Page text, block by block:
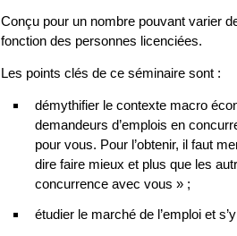
Conçu pour un nombre pouvant varier
fonction des personnes licenciées.
Les points clés de ce séminaire sont :
démythifier le contexte macro
demandeurs d’emplois en
pour vous. Pour l’obtenir, il faut
dire faire mieux et plus que les
concurrence avec vous » ;
étudier le marché de l’emploi et